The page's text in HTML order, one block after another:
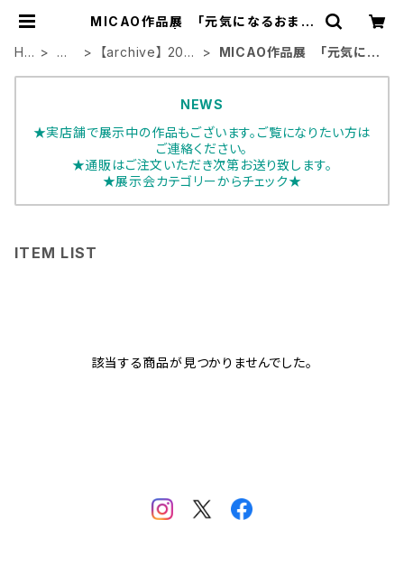
MICAO作品展 「元気になるおまじ
HO
展
【archive】 202
MICAO作品展 「元気にな
NEWS
★実店舗で展示中の作品もございます。ご覧になりたい方は
ご連絡ください。
★通販はご注文いただき次第お送り致します。
★展示会カテゴリーからチェック★
ITEM LIST
該当する商品が見つかりませんでした。